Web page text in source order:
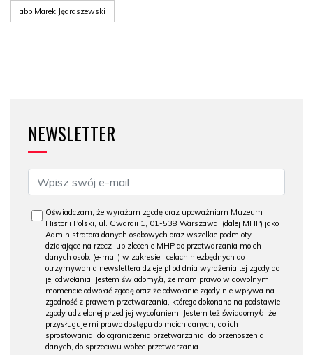
abp Marek Jędraszewski
NEWSLETTER
Oświadczam, że wyrażam zgodę oraz upoważniam Muzeum
Historii Polski, ul. Gwardii 1, 01-538 Warszawa, (dalej MHP) jako
Administratora danych osobowych oraz wszelkie podmioty
działające na rzecz lub zlecenie MHP do przetwarzania moich
danych osob. (e-mail) w zakresie i celach niezbędnych do
otrzymywania newslettera dzieje.pl od dnia wyrażenia tej zgody do
jej odwołania. Jestem świadomy/a, że mam prawo w dowolnym
momencie odwołać zgodę oraz że odwołanie zgody nie wpływa na
zgodność z prawem przetwarzania, którego dokonano na podstawie
zgody udzielonej przed jej wycofaniem. Jestem też świadomy/a, że
przysługuje mi prawo dostępu do moich danych, do ich
sprostowania, do ograniczenia przetwarzania, do przenoszenia
danych, do sprzeciwu wobec przetwarzania.